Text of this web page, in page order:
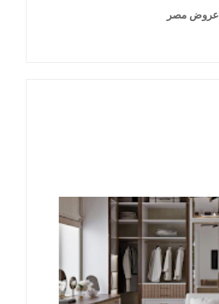
عروض مصر